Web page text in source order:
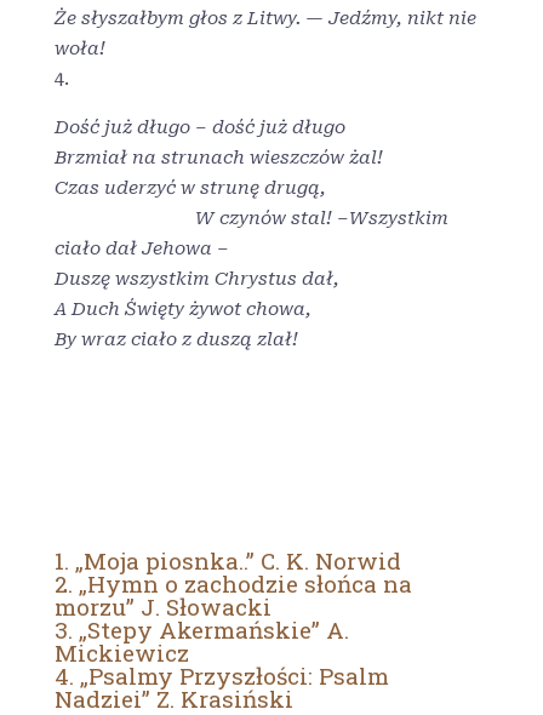
Że słyszałbym głos z Litwy. — Jedźmy, nikt nie
woła!
4.
Dość już długo – dość już długo
Brzmiał na strunach wieszczów żal!
Czas uderzyć w strunę drugą,
W czynów stal! –Wszystkim
ciało dał Jehowa –
Duszę wszystkim Chrystus dał,
A Duch Święty żywot chowa,
By wraz ciało z duszą zlał!
1. „Moja piosnka..” C. K. Norwid
2. „Hymn o zachodzie słońca na
morzu” J. Słowacki
3. „Stepy Akermańskie” A.
Mickiewicz
4. „Psalmy Przyszłości: Psalm
Nadziei” Z. Krasiński